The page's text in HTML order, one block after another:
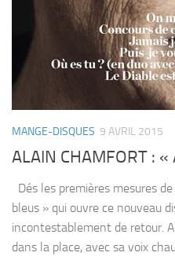
MANGE-DISQUES 9 AVRIL 2015
ALAIN CHAMFORT :
Dés les premières mesures
bleus » qui ouvre ce nouveau
incontestablement de retour.
dans la place, avec sa voix